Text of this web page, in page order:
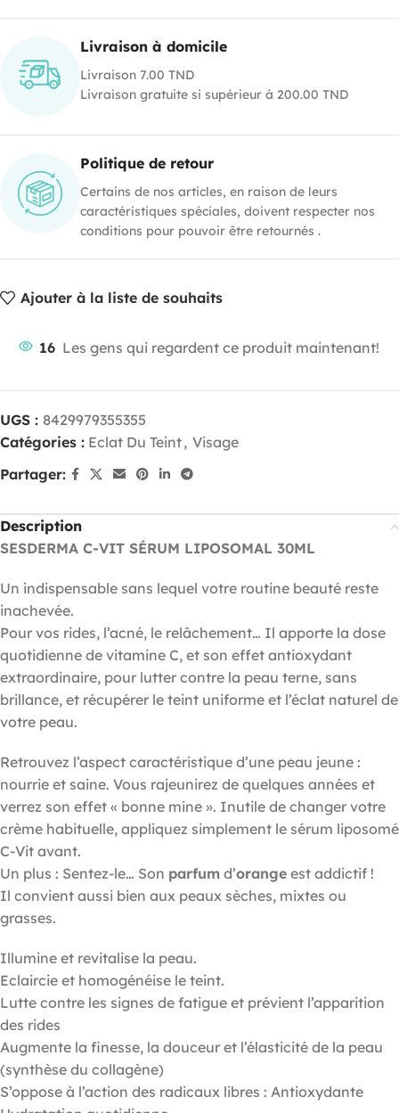
Livraison à domicile
Livraison 7.00 TND
Livraison gratuite si supérieur à 200.00 TND
Politique de retour
Certains de nos articles, en raison de leurs
caractéristiques spéciales, doivent respecter nos
conditions pour pouvoir être retournés .
Ajouter à la liste de souhaits
16 Les gens qui regardent ce produit maintenant!
UGS : 8429979355355
Catégories : Eclat Du Teint, Visage
Partager:
Description
SESDERMA C-VIT SÉRUM LIPOSOMAL 30ML
Un indispensable sans lequel votre routine beauté reste
inachevée.
Pour vos rides, l’acné, le relâchement… Il apporte la dose
quotidienne de vitamine C, et son effet antioxydant
extraordinaire, pour lutter contre la peau terne, sans
brillance, et récupérer le teint uniforme et l’éclat naturel de
votre peau.
Retrouvez l’aspect caractéristique d’une peau jeune :
nourrie et saine. Vous rajeunirez de quelques années et
verrez son effet « bonne mine ». Inutile de changer votre
crème habituelle, appliquez simplement le sérum liposomé
C-Vit avant.
Un plus : Sentez-le… Son parfum d’orange est addictif !
Il convient aussi bien aux peaux sèches, mixtes ou
grasses.
Illumine et revitalise la peau.
Eclaircie et homogénéise le teint.
Lutte contre les signes de fatigue et prévient l’apparition
des rides
Augmente la finesse, la douceur et l’élasticité de la peau
(synthèse du collagène)
S’oppose à l’action des radicaux libres : Antioxydante